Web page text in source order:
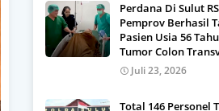
Perdana Di Sulut
Pemprov Berhasil
Pasien Usia 56
Tumor Colon
Juli 23, 2026
Total 146 Personel